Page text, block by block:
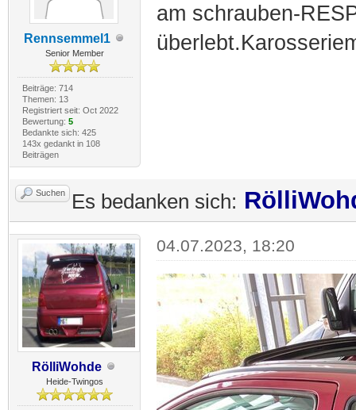
Rennsemmel1
Senior Member
Beiträge: 714
Themen: 13
Registriert seit: Oct 2022
Bewertung: 5
Bedankte sich: 425
143x gedankt in 108
Beiträgen
am schrauben-
Suchen Es bedanken sich:
RölliWohde
Heide-Twingos
04.07.2023, 18:20